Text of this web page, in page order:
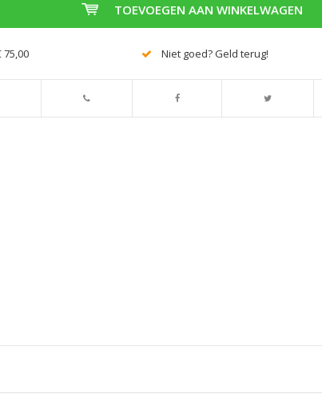
TOEVOEGEN AAN WINKELWAGEN
Niet goed? Geld terug!